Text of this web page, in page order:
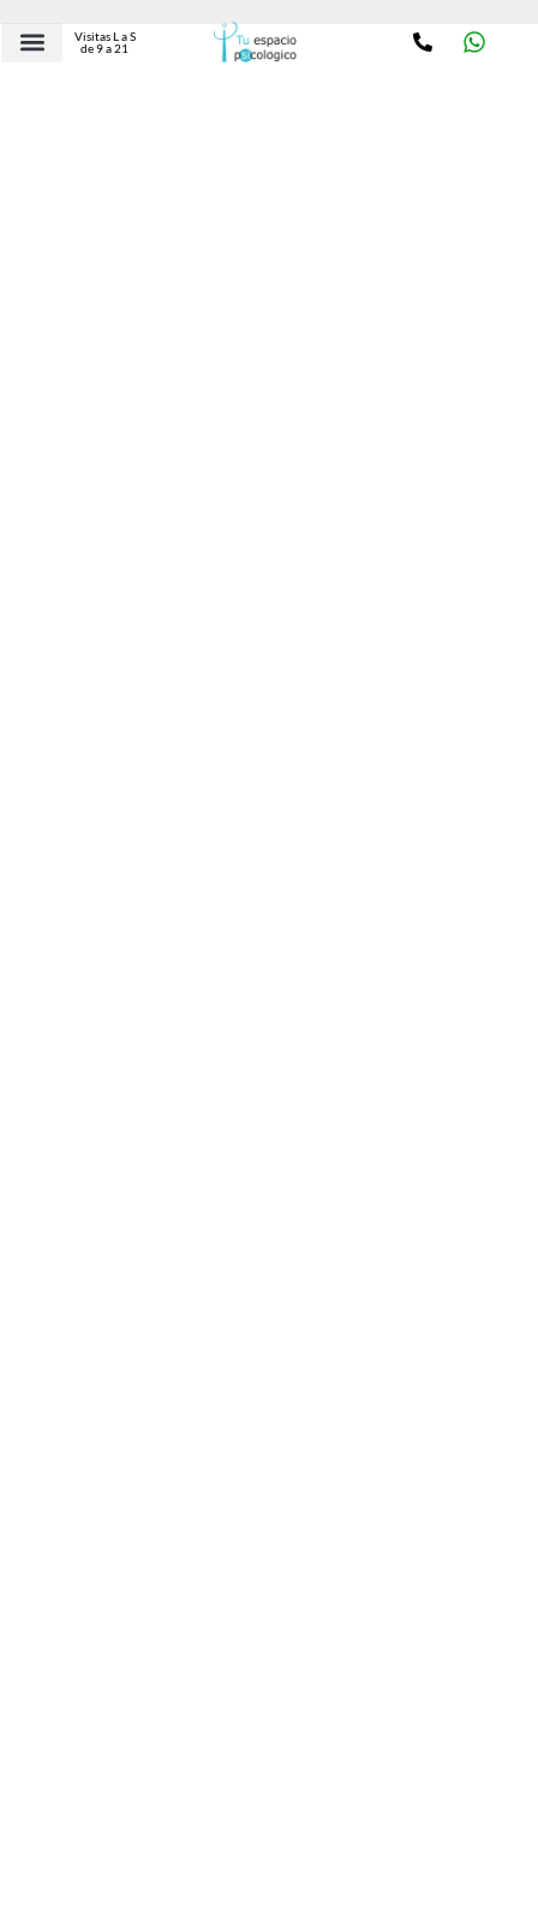
Visitas L a S
de 9 a 21